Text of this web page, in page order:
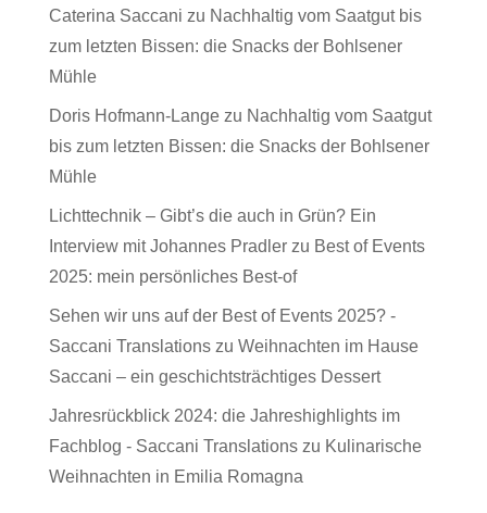
Caterina Saccani zu Nachhaltig vom Saatgut bis
zum letzten Bissen: die Snacks der Bohlsener
Mühle
Doris Hofmann-Langezu Nachhaltig vom Saatgut
bis zum letzten Bissen: die Snacks der Bohlsener
Mühle
Lichttechnik – Gibt’s die auch in Grün? Ein
Interview mit Johannes Pradlerzu Best of Events
2025: mein persönliches Best-of
Sehen wir uns auf der Best of Events 2025? -
Saccani Translationszu Weihnachten im Hause
Saccani – ein geschichtsträchtiges Dessert
Jahresrückblick 2024: die Jahreshighlights im
Fachblog - Saccani Translationszu Kulinarische
Weihnachten in Emilia Romagna